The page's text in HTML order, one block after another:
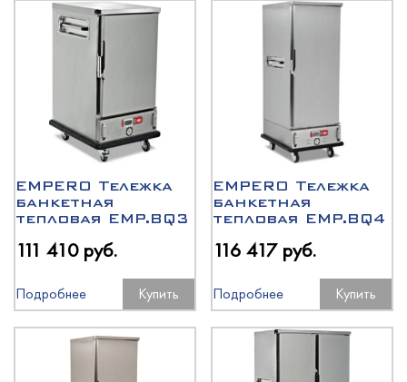
Для покупателей
EMPERO Тележка
банкетная
тепловая EMP.BQ3
111 410 руб.
Подробнее Купить
EMPERO Тележка
банкетная
тепловая EMP.BQ4
116 417 руб.
Подробнее Купить